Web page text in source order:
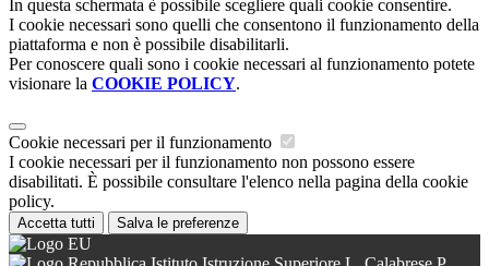
In questa schermata è possibile scegliere quali cookie consentire.
I cookie necessari sono quelli che consentono il funzionamento della
piattaforma e non è possibile disabilitarli.
Per conoscere quali sono i cookie necessari al funzionamento potete
visionare la COOKIE POLICY.
Cookie necessari per il funzionamento
I cookie necessari per il funzionamento non possono essere
disabilitati. È possibile consultare l'elenco nella pagina della cookie
policy.
Accetta tutti Salva le preferenze